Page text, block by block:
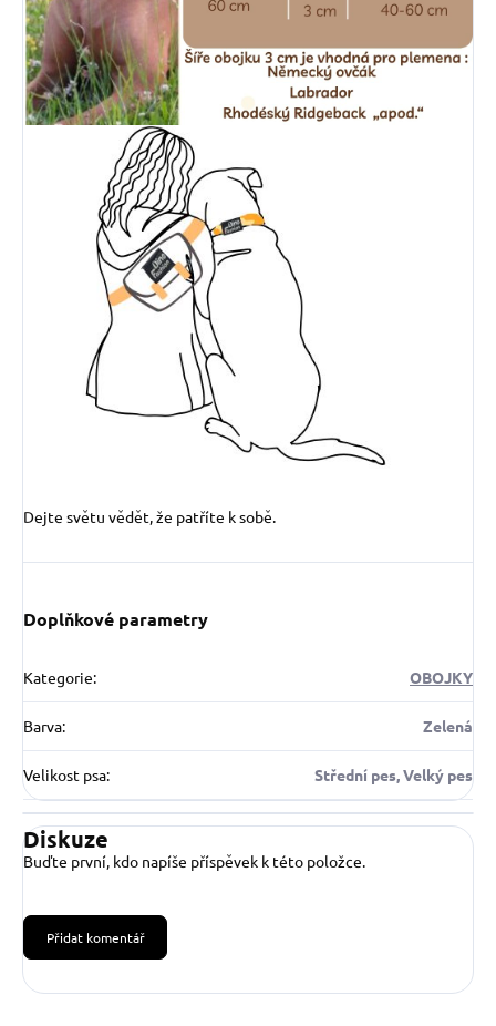
Dejte světu vědět, že patříte k sobě.
Doplňkové parametry
Kategorie: OBOJKY
Barva: Zelená
Velikost psa: Střední pes, Velký pes
Diskuze
Buďte první, kdo napíše příspěvek k této položce.
Přidat komentář